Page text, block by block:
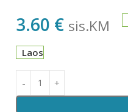
3.60 € sis.KM
Laos